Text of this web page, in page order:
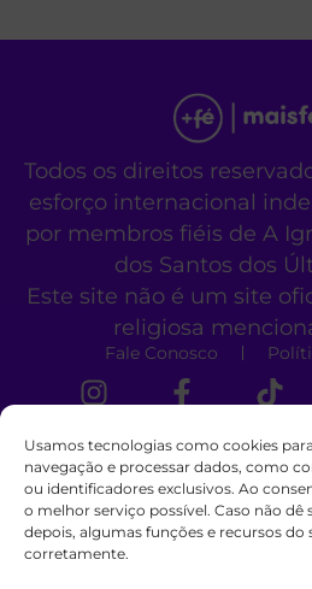
Usamos tecnologias como cookies
navegação e processar dados, como
ou identificadores exclusivos. Ao
o melhor serviço possível. Caso não
depois, algumas funções e recursos
corretamente.
Todos os direitos
esforço internacional
por membros fiéis de A
dos Santos dos
Este site não é um site
religiosa
Fale Conosco